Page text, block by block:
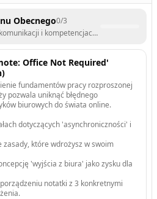
Obecnego0/3
i kompetencjach cyfrowych
Office Not Required'
fundamentów pracy rozproszonej
pozwala uniknąć błędnego
biurowych do świata online.
dotyczących 'asynchroniczności' i
zasady, które wdrożysz w swoim
'wyjścia z biura' jako zysku dla
notatki z 3 konkretnymi